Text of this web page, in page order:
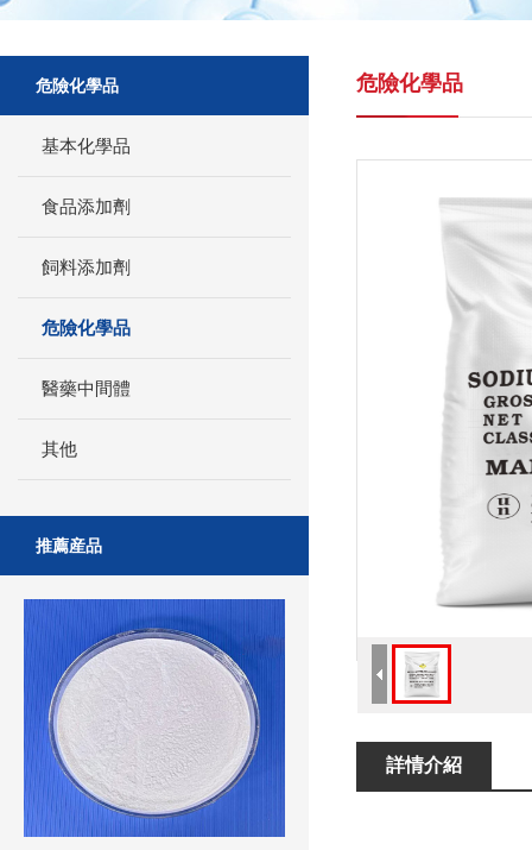
危險化學品
基本化學品
食品添加劑
飼料添加劑
危險化學品
醫藥中間體
其他
推薦産品
危險化學品
詳情介紹